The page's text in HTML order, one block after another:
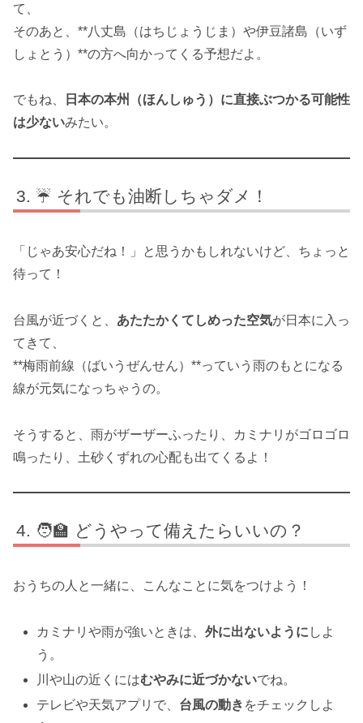
て、
そのあと、**八丈島（はちじょうじま）や伊豆諸島（いず
しょとう）**の方へ向かってくる予想だよ。
でもね、
日本の本州（ほんしゅう）に直接ぶつかる可能性
は少ないみたい。
☔ それでも油断しちゃダメ！
「じゃあ安心だね！」と思うかもしれないけど、ちょっと
待って！
台風が近づくと、 あたたかくてしめった空気が日本に入っ
てきて、
**梅雨前線（ばいうぜんせん）**っていう雨のもとになる
線が元気になっちゃうの。
そうすると、雨がザーザーふったり、カミナリがゴロゴロ
鳴ったり、土砂くずれの心配も出てくるよ！
🧑‍🏫 どうやって備えたらいいの？
おうちの人と一緒に、こんなことに気をつけよう！
カミナリや雨が強いときは、外に出ないように しよ
う。
川や山の近くにはむやみに近づかないでね。
テレビや天気アプリで、 台風の動き をチェックしよ